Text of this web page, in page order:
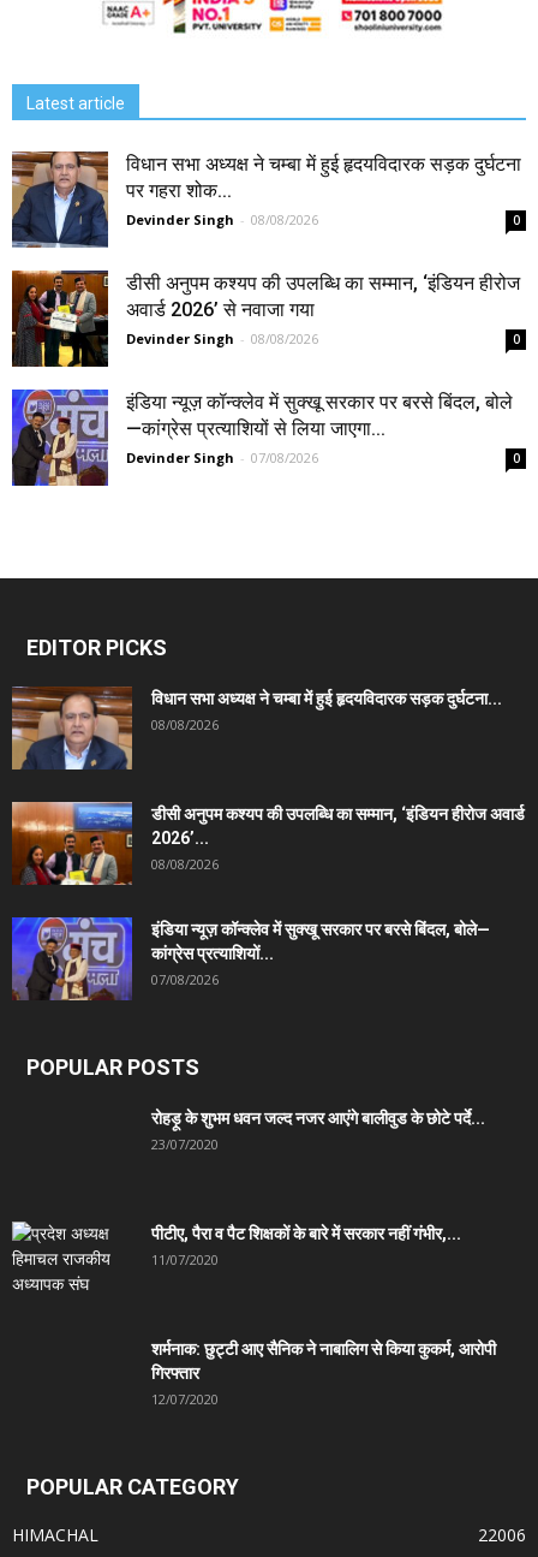
Latest article
विधान सभा अध्यक्ष ने चम्बा में हुई हृदयविदारक सड़क दुर्घटना
पर गहरा शोक...
Devinder Singh - 08/08/2026 0
डीसी अनुपम कश्यप की उपलब्धि का सम्मान, ‘इंडियन हीरोज
अवार्ड 2026’ से नवाजा गया
Devinder Singh - 08/08/2026 0
इंडिया न्यूज़ कॉन्क्लेव में सुक्खू सरकार पर बरसे बिंदल, बोले
—कांग्रेस प्रत्याशियों से लिया जाएगा...
Devinder Singh - 07/08/2026 0
EDITOR PICKS
विधान सभा अध्यक्ष ने चम्बा में हुई हृदयविदारक सड़क दुर्घटना...
08/08/2026
डीसी अनुपम कश्यप की उपलब्धि का सम्मान, ‘इंडियन हीरोज अवार्ड
2026’...
08/08/2026
इंडिया न्यूज़ कॉन्क्लेव में सुक्खू सरकार पर बरसे बिंदल, बोले—
कांग्रेस प्रत्याशियों...
07/08/2026
POPULAR POSTS
रोहड़ू के शुभम धवन जल्द नजर आएंगे बालीवुड के छोटे पर्दे...
23/07/2020
पीटीए, पैरा व पैट शिक्षकों के बारे में सरकार नहीं गंभीर,...
11/07/2020
शर्मनाक: छुट्टी आए सैनिक ने नाबालिग से किया कुकर्म, आरोपी
गिरफ्तार
12/07/2020
POPULAR CATEGORY
HIMACHAL
22006